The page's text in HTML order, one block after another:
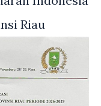
Riau